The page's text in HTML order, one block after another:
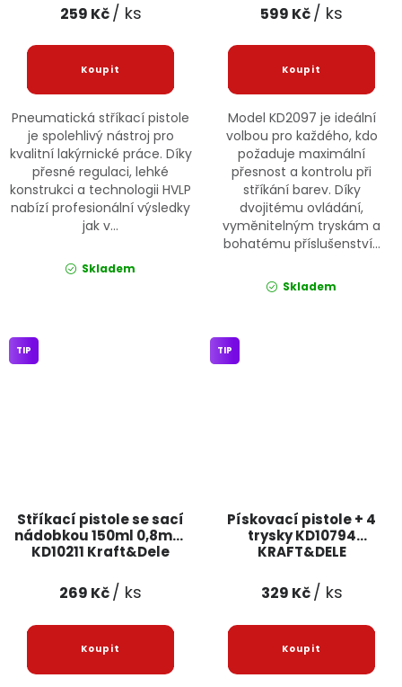
259 Kč/ ks
Pneumatická stříkací pistole
je spolehlivý nástroj pro
kvalitní lakýrnické práce. Díky
přesné regulaci, lehké
konstrukci a technologii HVLP
nabízí profesionální výsledky
jak v...
Skladem
599 Kč/ ks
Model KD2097 je ideální
volbou pro každého, kdo
požaduje maximální
přesnost a kontrolu při
stříkání barev. Díky
dvojitému ovládání,
vyměnitelným tryskám a
bohatému příslušenství...
Skladem
Stříkací pistole se sací
nádobkou 150ml 0,8mm
KD10211 Kraft&Dele
TIP
269 Kč/ ks
Pískovací pistole + 4
trysky KD10794
KRAFT&DELE
TIP
329 Kč/ ks